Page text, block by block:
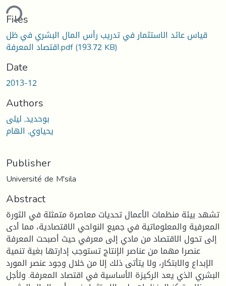
Files
قياس عائد الاستثمار في تدريب رأس المال البشري في ظل
اقتصاد المعرفة.pdf(193.72 KB)
Date
2013-12
Authors
بوحديد, ليلى
يحياوي, الهام
Publisher
Université de M'sila
Abstract
تشهد بيئة منظمات الأعمال تحديات معاصرة متمثلة في الثورة
المعرفية والمعلوماتية في جميع النواحي الاقتصادية، مما أدى
إلى تحول الاقتصاد من مادي إلى معرفي حيث أصبحت المعرفة
عنصرا مهما من عناصر الإنتاج تستوجب إدارتها بغية تنمية
الإبداع والابتكار، ولا يتأتى ذلك إلا من خلال وجود عنصر المورد
البشري الذي يعد الركيزة الأساسية في اقتصاد المعرفة. ولأجل